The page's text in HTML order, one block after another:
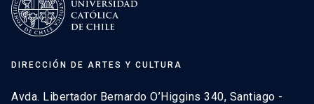
DIRECCIÓN DE ARTES Y CULTURA
Avda. Libertador Bernardo O’Higgins 340, Santiago -